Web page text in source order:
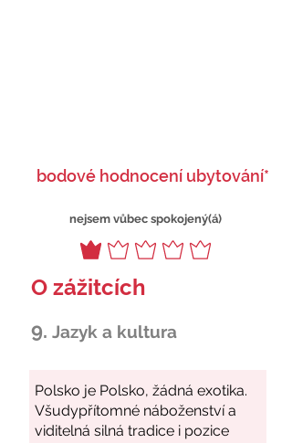
bodové hodnocení ubytování*
nejsem vůbec spokojený(á)
O zážitcích
9. Jazyk a kultura